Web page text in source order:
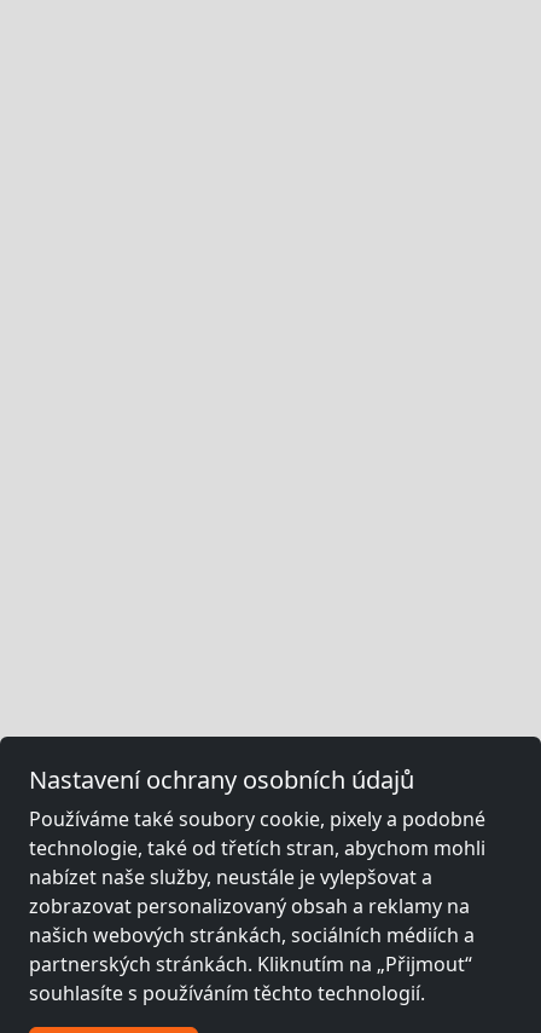
Nastavení ochrany osobních údajů
Používáme také soubory cookie, pixely a podobné
technologie, také od třetích stran, abychom mohli
nabízet naše služby, neustále je vylepšovat a
zobrazovat personalizovaný obsah a reklamy na
našich webových stránkách, sociálních médiích a
partnerských stránkách. Kliknutím na „Přijmout“
souhlasíte s používáním těchto technologií.